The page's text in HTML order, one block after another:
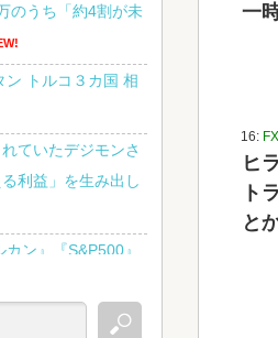
一
16:
ヒ
ト
と
のうち「約4割が未
ン トルコ３カ国 相
ていたデジモンさ
利益」を生み出し
ン』『S&P500』